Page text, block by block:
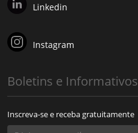
Linkedin
Instagram
Boletins e Informativos
Inscreva-se e receba gratuitamente